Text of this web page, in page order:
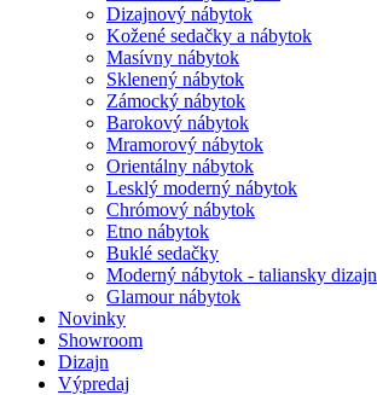
Dizajnový nábytok
Kožené sedačky a nábytok
Masívny nábytok
Sklenený nábytok
Zámocký nábytok
Barokový nábytok
Mramorový nábytok
Orientálny nábytok
Lesklý moderný nábytok
Chrómový nábytok
Etno nábytok
Buklé sedačky
Moderný nábytok - taliansky dizajn
Glamour nábytok
Novinky
Showroom
Dizajn
Výpredaj